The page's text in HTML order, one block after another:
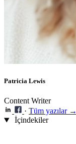
Patricia Lewis
Content Writer
· Tüm yazılar →
İçindekiler